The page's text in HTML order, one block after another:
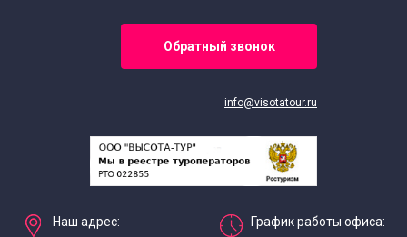
Обратный звонок
info@visotatour.ru
Наш адрес: График работы офиса: